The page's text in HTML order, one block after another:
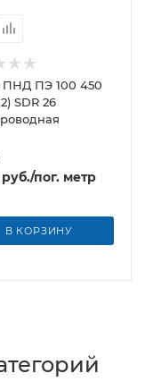
ПНД ПЭ 100 450
SDR 26
руб./пог. метр
В КОРЗИНУ